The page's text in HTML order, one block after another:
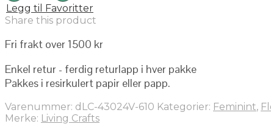
Legg til Favoritter
Share this product
Fri frakt over 1500 kr
Enkel retur - ferdig returlapp i hver pakke
Pakkes i resirkulert papir eller papp.
Varenummer: dLC-43024V-610 Kategorier: Feminint,
Merke: Living Crafts